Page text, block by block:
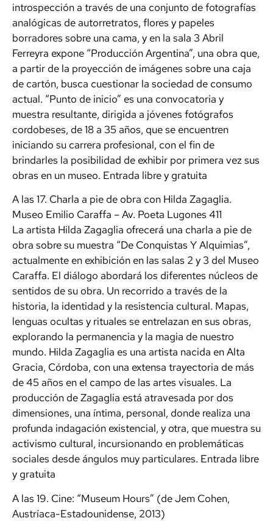
introspección a través de una conjunto de fotografías
analógicas de autorretratos, flores y papeles
borradores sobre una cama, y en la sala 3 Abril
Ferreyra expone “Producción Argentina”, una obra que,
a partir de la proyección de imágenes sobre una caja
de cartón, busca cuestionar la sociedad de consumo
actual. “Punto de inicio” es una convocatoria y
muestra resultante, dirigida a jóvenes fotógrafos
cordobeses, de 18 a 35 años, que se encuentren
iniciando su carrera profesional, con el fin de
brindarles la posibilidad de exhibir por primera vez sus
obras en un museo. Entrada libre y gratuita
A las 17. Charla a pie de obra con Hilda Zagaglia.
Museo Emilio Caraffa – Av. Poeta Lugones 411
La artista Hilda Zagaglia ofrecerá una charla a pie de
obra sobre su muestra “De Conquistas Y Alquimias”,
actualmente en exhibición en las salas 2 y 3 del Museo
Caraffa. El diálogo abordará los diferentes núcleos de
sentidos de su obra. Un recorrido a través de la
historia, la identidad y la resistencia cultural. Mapas,
lenguas ocultas y rituales se entrelazan en sus obras,
explorando la permanencia y la magia de nuestro
mundo. Hilda Zagaglia es una artista nacida en Alta
Gracia, Córdoba, con una extensa trayectoria de más
de 45 años en el campo de las artes visuales. La
producción de Zagaglia está atravesada por dos
dimensiones, una íntima, personal, donde realiza una
profunda indagación existencial, y otra, que muestra su
activismo cultural, incursionando en problemáticas
sociales desde ángulos muy particulares. Entrada libre
y gratuita
A las 19. Cine: “Museum Hours” (de Jem Cohen,
Austríaca-Estadounidense, 2013)